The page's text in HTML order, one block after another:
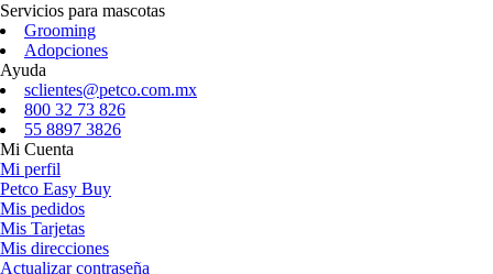
Servicios para mascotas
Grooming
Adopciones
Ayuda
sclientes@petco.com.mx
800 32 73 826
55 8897 3826
Mi Cuenta
Mi perfil
Petco Easy Buy
Mis pedidos
Mis Tarjetas
Mis direcciones
Actualizar contraseña